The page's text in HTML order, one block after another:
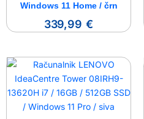
Windows 11 Home / črn
339,99 €